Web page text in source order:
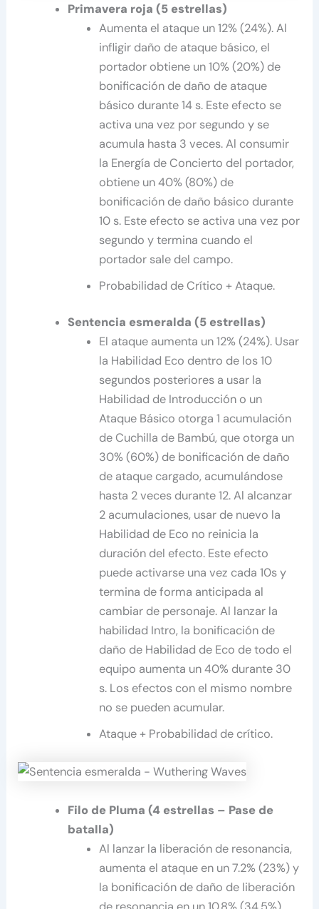
Primavera roja (5 estrellas)
Aumenta el ataque un 12% (24%). Al
infligir daño de ataque básico, el
portador obtiene un 10% (20%) de
bonificación de daño de ataque
básico durante 14 s. Este efecto se
activa una vez por segundo y se
acumula hasta 3 veces. Al consumir
la Energía de Concierto del portador,
obtiene un 40% (80%) de
bonificación de daño básico durante
10 s. Este efecto se activa una vez por
segundo y termina cuando el
portador sale del campo.
Probabilidad de Crítico + Ataque.
Sentencia esmeralda (5 estrellas)
El ataque aumenta un 12% (24%). Usar
la Habilidad Eco dentro de los 10
segundos posteriores a usar la
Habilidad de Introducción o un
Ataque Básico otorga 1 acumulación
de Cuchilla de Bambú, que otorga un
30% (60%) de bonificación de daño
de ataque cargado, acumulándose
hasta 2 veces durante 12. Al alcanzar
2 acumulaciones, usar de nuevo la
Habilidad de Eco no reinicia la
duración del efecto. Este efecto
puede activarse una vez cada 10s y
termina de forma anticipada al
cambiar de personaje. Al lanzar la
habilidad Intro, la bonificación de
daño de Habilidad de Eco de todo el
equipo aumenta un 40% durante 30
s. Los efectos con el mismo nombre
no se pueden acumular.
Ataque + Probabilidad de crítico.
Filo de Pluma (4 estrellas – Pase de
batalla)
Al lanzar la liberación de resonancia,
aumenta el ataque en un 7.2% (23%) y
la bonificación de daño de liberación